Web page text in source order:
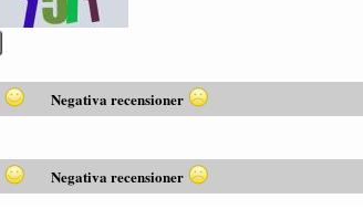
Negativa recensioner
Negativa recensioner